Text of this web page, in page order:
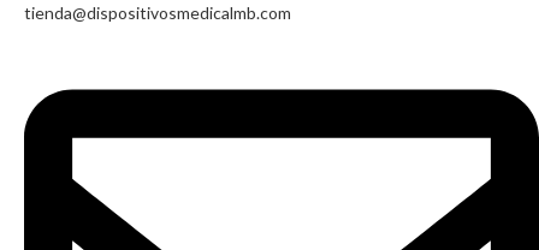
tienda@dispositivosmedicalmb.com